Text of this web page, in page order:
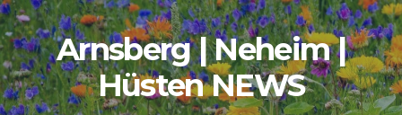
springen
Skip
to
content
Arnsberg | Neheim |
Hüsten NEWS